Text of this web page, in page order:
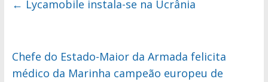
← Lycamobile instala-se na Ucrânia
Chefe do Estado-Maior da Armada felicita
médico da Marinha campeão europeu de